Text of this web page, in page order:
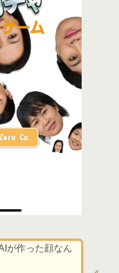
が作った顔なん